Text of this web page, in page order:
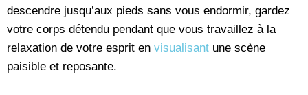
descendre jusqu’aux pieds sans vous endormir, gardez
votre corps détendu pendant que vous travaillez à la
relaxation de votre esprit en visualisant une scène
paisible et reposante.